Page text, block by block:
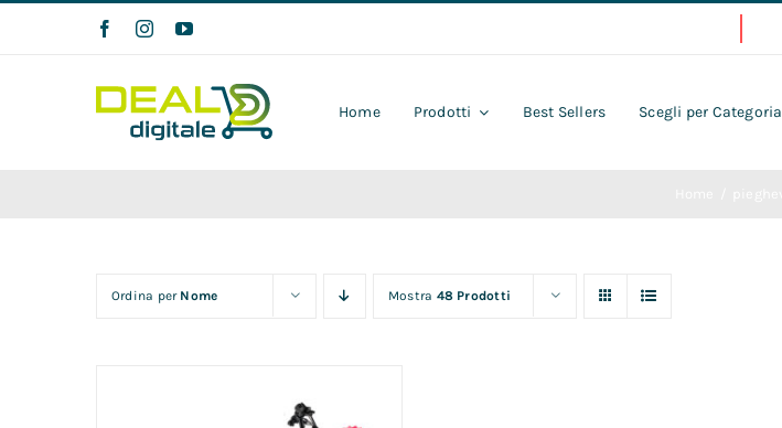
Home Prodotti Best Sellers Scegli per Categoria
Ordina per Nome Mostra 48 Prodotti